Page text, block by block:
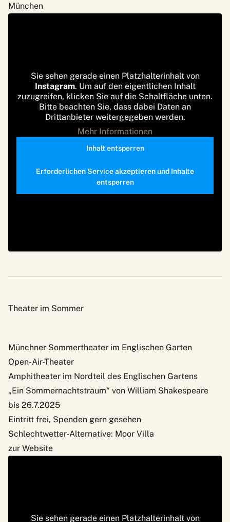
München
Sie sehen gerade einen Platzhalterinhalt von
Instagram. Um auf den eigentlichen Inhalt
zuzugreifen, klicken Sie auf die Schaltfläche unten.
Bitte beachten Sie, dass dabei Daten an
Drittanbieter weitergegeben werden.
Mehr Informationen
Inhalt entsperren
Erforderlichen Service akzeptieren und Inhalte
entsperren
Theater im Sommer
Münchner Sommertheater im Englischen Garten
Open-Air-Theater
Amphitheater im Nordteil des Englischen Gartens
„Ein Sommernachtstraum“ von William Shakespeare
bis 26.7.2025
Eintritt frei, Spenden gern gesehen
Schlechtwetter-Alternative: Moor Villa
zur Website
Sie sehen gerade einen Platzhalterinhalt von